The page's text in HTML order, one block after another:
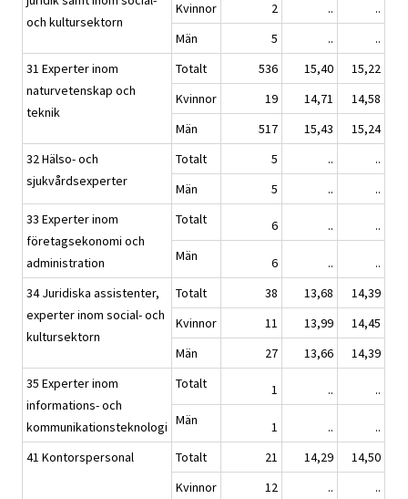
och kultursektorn
Kvinnor
2 ..
..
Män
5 ..
..
31 Experter inom
naturvetenskap och
teknik
Totalt 536 15,40
15,22
Kvinnor
19 14,71
14,58
Män
517 15,43
15,24
32 Hälso- och
sjukvårdsexperter
Totalt 5 ..
..
Män
5 ..
..
33 Experter inom
företagsekonomi och
administration
Totalt 6 ..
..
Män
6 ..
..
34 Juridiska assistenter,
experter inom social- och
kultursektorn
Totalt 38 13,68
14,39
Kvinnor
11 13,99
14,45
Män
27 13,66
14,39
35 Experter inom
informations- och
kommunikationsteknologi
Totalt 1 ..
..
Män
1 ..
..
41 Kontorspersonal
Totalt 21 14,29
14,50
Kvinnor
12 ..
..